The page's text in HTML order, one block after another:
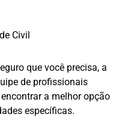
Civil
que você precisa, a
de profissionais
a melhor opção
específicas.